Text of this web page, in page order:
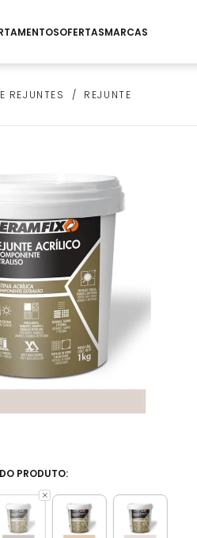
OFERTASMARCAS
REJUNTES REJUNTE
DO PRODUTO: